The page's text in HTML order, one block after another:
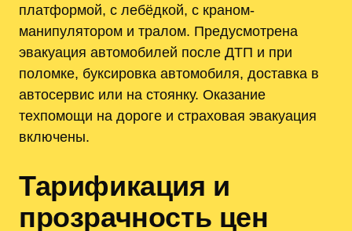
платформой, с лебёдкой, с краном-
манипулятором и тралом. Предусмотрена
эвакуация автомобилей после ДТП и при
поломке, буксировка автомобиля, доставка в
автосервис или на стоянку. Оказание
техпомощи на дороге и страховая эвакуация
включены.
Тарификация и
прозрачность цен